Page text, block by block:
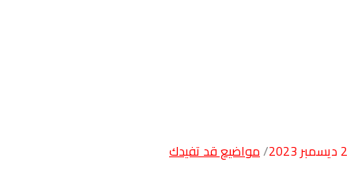
2 ديسمبر 2023 مواضيع قد تفيدك